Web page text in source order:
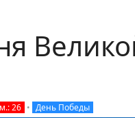
26 • День Победы